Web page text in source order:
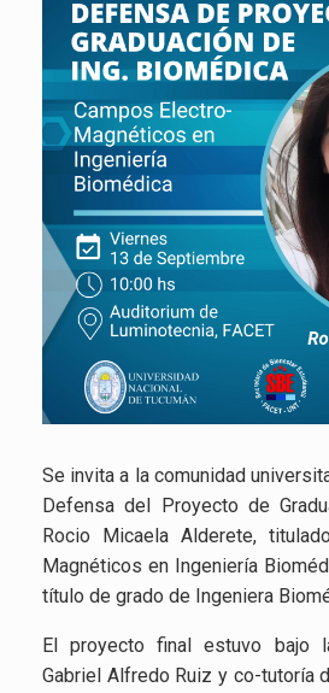
Se invita a la comunidad
Defensa del Proyecto de
Rocio Micaela Alderete,
Magnéticos en Ingeniería
título de grado de Ingeniera
El proyecto final estuvo bajo
Gabriel Alfredo Ruiz y co-tutoría